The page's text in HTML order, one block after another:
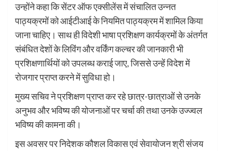
उन्होंने कहा कि सेंटर ऑफ एक्सीलेंस में संचालित उन्नत
पाठ्यक्रमों को आईटीआई के नियमित पाठ्यक्रम में शामिल किया
जाना चाहिए। साथ ही विदेशी भाषा प्रशिक्षण कार्यक्रमों के अंतर्गत
संबंधित देशों के लिविंग और वर्किंग कल्चर की जानकारी भी
प्रशिक्षणार्थियों को उपलब्ध कराई जाए, जिससे उन्हें विदेश में
रोजगार प्राप्त करने में सुविधा हो।
मुख्य सचिव ने प्रशिक्षण प्राप्त कर रहे छात्र-छात्राओं से उनके
अनुभव और भविष्य की योजनाओं पर चर्चा की तथा उनके उज्ज्वल
भविष्य की कामना की।
इस अवसर पर निदेशक कौशल विकास एवं सेवायोजन श्री संजय